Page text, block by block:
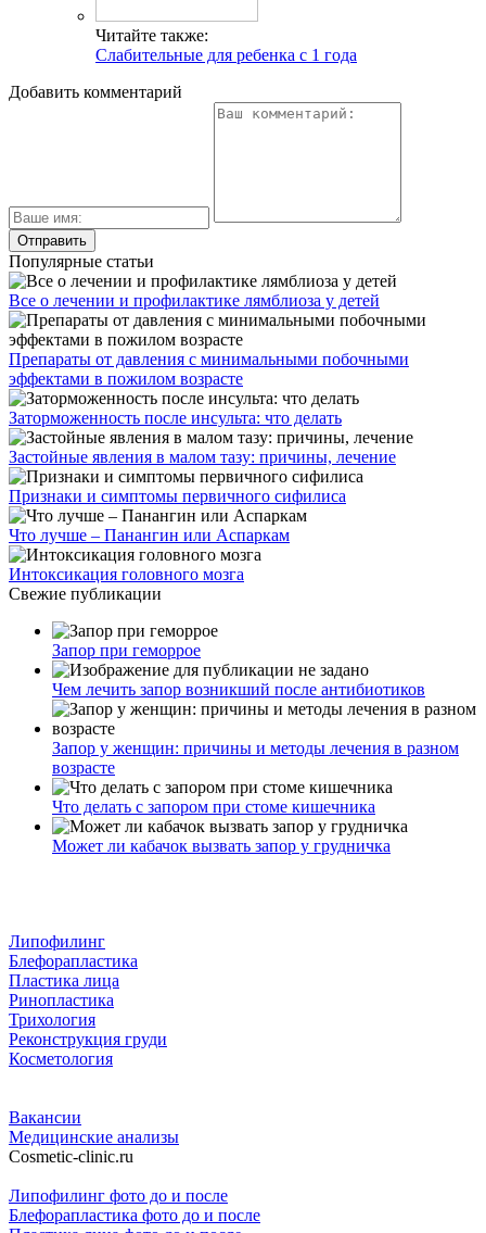
Читайте также:
Слабительные для ребенка с 1 года
Добавить комментарий
Популярные статьи
Все о лечении и профилактике лямблиоза у детей
Препараты от давления с минимальными побочными
эффектами в пожилом возрасте
Заторможенность после инсульта: что делать
Застойные явления в малом тазу: причины, лечение
Признаки и симптомы первичного сифилиса
Что лучше – Панангин или Аспаркам
Интоксикация головного мозга
Свежие публикации
Запор при геморрое
Чем лечить запор возникший после антибиотиков
Запор у женщин: причины и методы лечения в разном
возрасте
Что делать с запором при стоме кишечника
Может ли кабачок вызвать запор у грудничка
Липофилинг
Блефорапластика
Пластика лица
Ринопластика
Трихология
Реконструкция груди
Косметология
Вакансии
Медицинские анализы
Cosmetic-clinic.ru
Липофилинг фото до и после
Блефорапластика фото до и после